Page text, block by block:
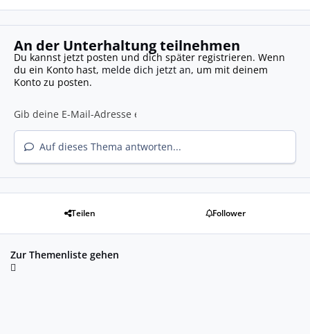
An der Unterhaltung teilnehmen
Du kannst jetzt posten und dich später registrieren. Wenn
du ein Konto hast, melde dich jetzt an, um mit deinem
Konto zu posten.
Auf dieses Thema antworten...
Teilen Follower
Zur Themenliste gehen